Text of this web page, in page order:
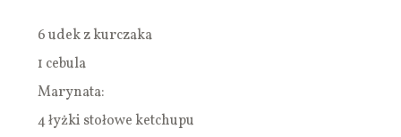
6 udek z kurczaka
1 cebula
Marynata:
4 łyżki stołowe ketchupu